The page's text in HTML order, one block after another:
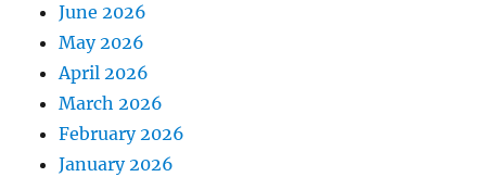
June 2026
May 2026
April 2026
March 2026
February 2026
January 2026